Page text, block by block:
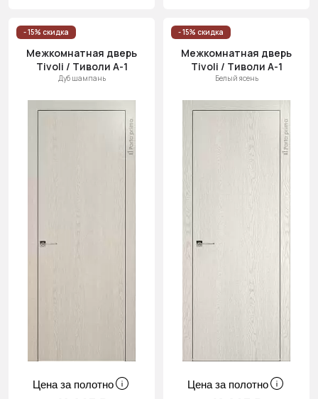
- 15% скидка
Межкомнатная дверь
Tivoli / Тиволи А-1
Дуб шампань
Цена за полотно
- 15% скидка
Межкомнатная дверь
Tivoli / Тиволи А-1
Белый ясень
Цена за полотно